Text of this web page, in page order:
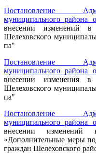
Постановление
муниципального
внесении изменений в
Шелеховского
па"
Постановление
муниципального
внесении изменения в
Шелеховского
па"
Постановление
муниципального
внесении изменений
«Дополнительные меры
граждан Шелеховского